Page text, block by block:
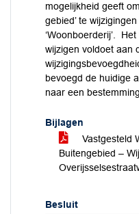
mogelijkheid geeft
gebied’ te
‘Woonboerderij’.
wijzigen voldoet aan
bevoegd de huidige
naar een bestemming
Bijlagen
Vastgesteld
Buitengebied –
Besluit